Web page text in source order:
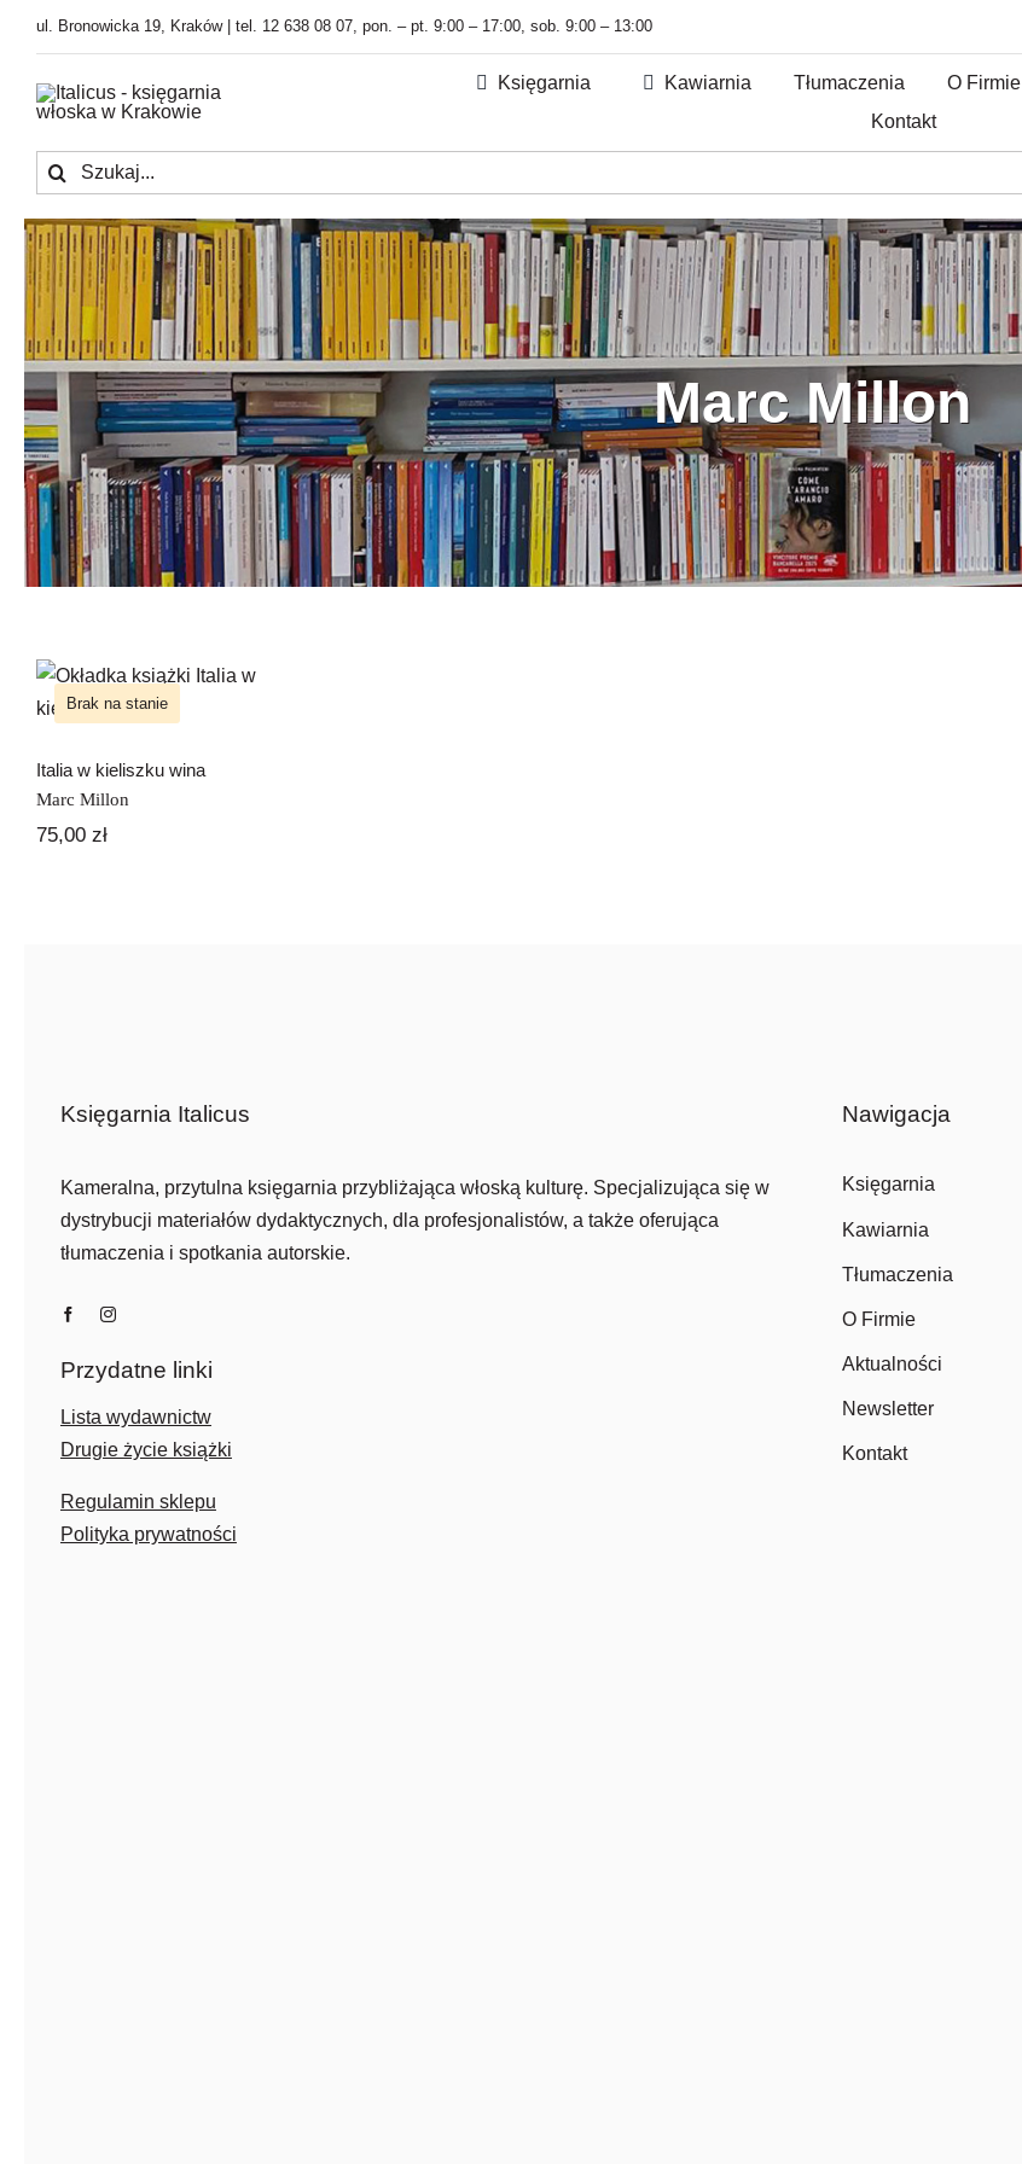
Przejdź
zawartości
ul. Bronowicka 19, Kraków | tel. 12 638 08 07, pon. – pt. 9:00 – 17:00, sob. 9:00 – 13:00
Księgarnia Kawiarnia Tłumaczenia O Firmie
Kontakt
Szukaj
Marc Millon
Brak na stanie
Italia w kieliszku
wina
Italia w kieliszku wina
Marc Millon
75,00 zł
Księgarnia Italicus
Kameralna, przytulna księgarnia przybliżająca włoską kulturę. Specjalizująca się w
dystrybucji materiałów dydaktycznych, dla profesjonalistów, a także oferująca
tłumaczenia i spotkania autorskie.
Przydatne linki
Lista wydawnictw
Drugie życie książki
Regulamin sklepu
Polityka prywatności
Nawigacja
Księgarnia
Kawiarnia
Tłumaczenia
O Firmie
Aktualności
Newsletter
Kontakt